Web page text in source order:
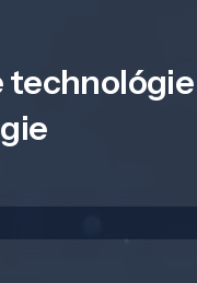
technológie